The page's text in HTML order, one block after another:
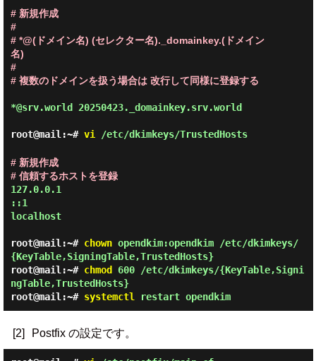
# 新規作成
#
# *@(ドメイン名) (セレクター名)._domainkey.(ドメイン
名)
#
# 複数のドメインを扱う場合は 改行して同様に登録する
*@srv.world 20250423._domainkey.srv.world
root@mail:~# vi /etc/dkimkeys/TrustedHosts
# 新規作成
# 信頼するホストを登録
127.0.0.1
::1
localhost
root@mail:~# chownopendkim:opendkim /etc/dkimkeys/
{KeyTable,SigningTable,TrustedHosts}
root@mail:~# chmod 600 /etc/dkimkeys/{KeyTable,Signi
ngTable,TrustedHosts}
root@mail:~# systemctl restart opendkim
[2] Postfix の設定です。